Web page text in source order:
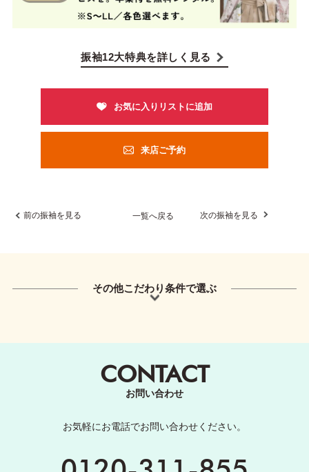
振袖12大特典を詳しく見る
来店ご予約
前の振袖を見る 一覧へ戻る 次の振袖を見る
その他こだわり条件で選ぶ
CONTACT
お問い合わせ
お気軽にお電話でお問い合わせください。